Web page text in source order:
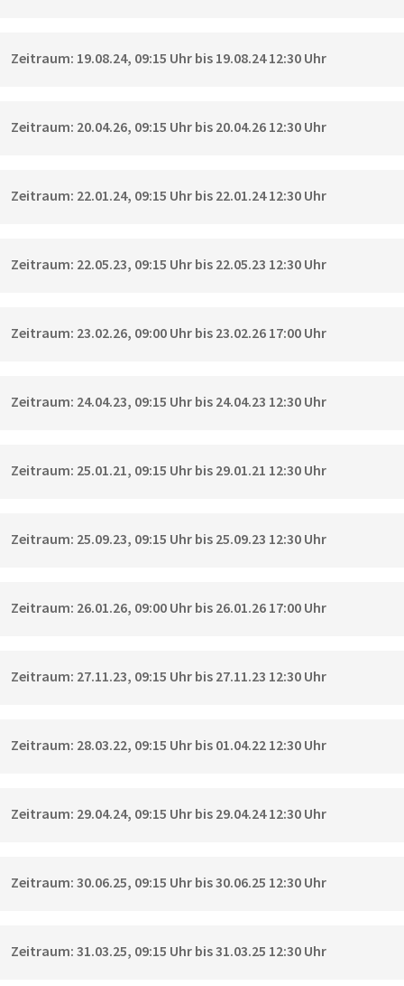
Zeitraum: 19.08.24, 09:15 Uhr bis 19.08.24 12:30 Uhr
Zeitraum: 20.04.26, 09:15 Uhr bis 20.04.26 12:30 Uhr
Zeitraum: 22.01.24, 09:15 Uhr bis 22.01.24 12:30 Uhr
Zeitraum: 22.05.23, 09:15 Uhr bis 22.05.23 12:30 Uhr
Zeitraum: 23.02.26, 09:00 Uhr bis 23.02.26 17:00 Uhr
Zeitraum: 24.04.23, 09:15 Uhr bis 24.04.23 12:30 Uhr
Zeitraum: 25.01.21, 09:15 Uhr bis 29.01.21 12:30 Uhr
Zeitraum: 25.09.23, 09:15 Uhr bis 25.09.23 12:30 Uhr
Zeitraum: 26.01.26, 09:00 Uhr bis 26.01.26 17:00 Uhr
Zeitraum: 27.11.23, 09:15 Uhr bis 27.11.23 12:30 Uhr
Zeitraum: 28.03.22, 09:15 Uhr bis 01.04.22 12:30 Uhr
Zeitraum: 29.04.24, 09:15 Uhr bis 29.04.24 12:30 Uhr
Zeitraum: 30.06.25, 09:15 Uhr bis 30.06.25 12:30 Uhr
Zeitraum: 31.03.25, 09:15 Uhr bis 31.03.25 12:30 Uhr